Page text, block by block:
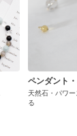
ペンダント
天然石・パワ
る